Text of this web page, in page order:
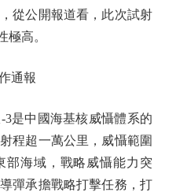
從公開報道看，此次試射
極高。
通報
中國海基核威懾體系的
程超一萬公里，威懾範圍
部海域，戰略威懾能力突
彈承擔戰略打擊任務，打